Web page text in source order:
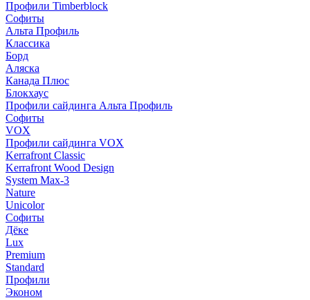
Профили Timberblock
Софиты
Альта Профиль
Классика
Борд
Аляска
Канада Плюс
Блокхаус
Профили сайдинга Альта Профиль
Софиты
VOX
Профили сайдинга VOX
Kerrafront Classic
Kerrafront Wood Design
System Max-3
Nature
Unicolor
Софиты
Дёке
Lux
Premium
Standard
Профили
Эконом